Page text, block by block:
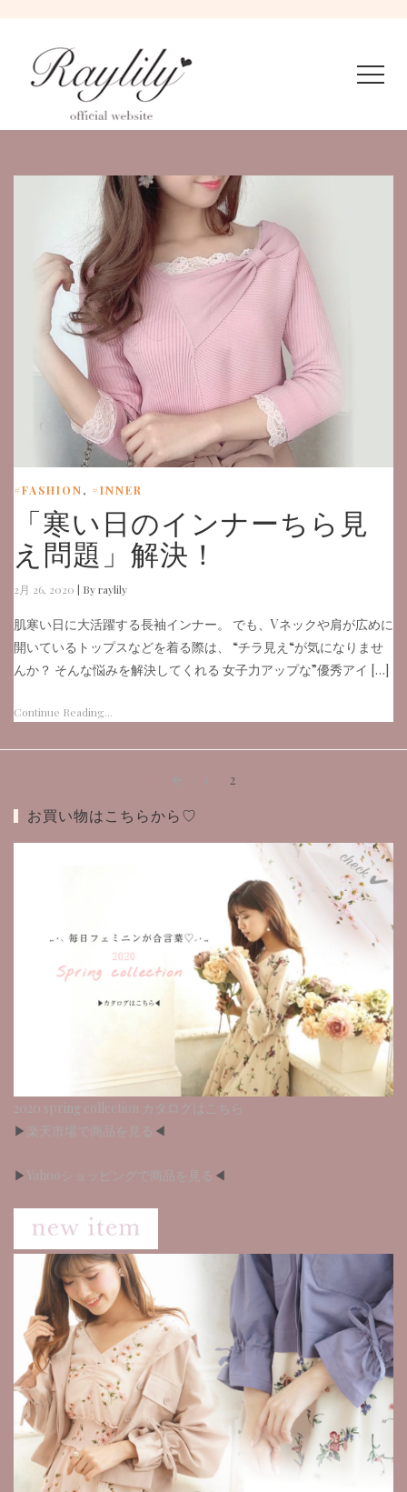
#FASHION, #INNER
「寒い日のインナーちら見
え問題」解決！
2月 26, 2020 | By raylily
肌寒い日に大活躍する長袖インナー。 でも、Vネックや肩が広めに
開いているトップスなどを着る際は、 “チラ見え“が気になりませ
んか？ そんな悩みを解決してくれる 女子力アップな”優秀アイ […]
Continue Reading...
稿
ナ
ー
シ
ン
Previous
PagePage
2
お買い物はこちらから♡
2020 spring collection カタログはこちら
▶︎
楽天市場で商品を見る ◀︎
▶︎ Yahooショッピングで商品を見る ◀︎